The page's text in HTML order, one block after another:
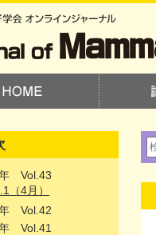
Vol.43
（4月）
Vol.42
Vol.41